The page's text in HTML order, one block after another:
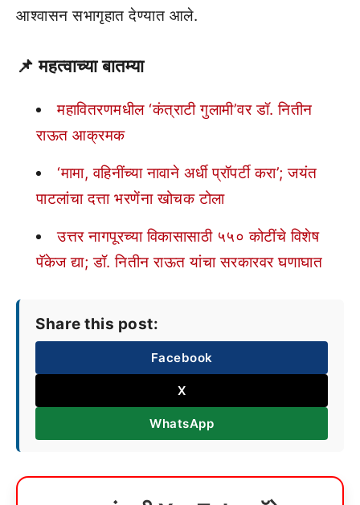
आश्वासन सभागृहात देण्यात आले.
📌महत्वाच्या बातम्या
महावितरणमधील ‘कंत्राटी गुलामी’वर डॉ. नितीन
राऊत आक्रमक
‘मामा, वहिनींच्या नावाने अर्धी प्रॉपर्टी करा’; जयंत
पाटलांचा दत्ता भरणेंना खोचक टोला
उत्तर नागपूरच्या विकासासाठी ५५० कोटींचे विशेष
पॅकेज द्या; डॉ. नितीन राऊत यांचा सरकारवर घणाघात
Share this post:
Facebook
X
WhatsApp